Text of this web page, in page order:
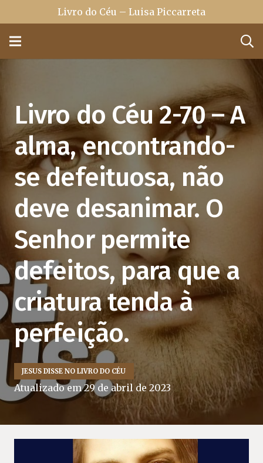
Livro do Céu – Luisa Piccarreta
Livro do Céu 2-70 – A
alma, encontrando-
se defeituosa, não
deve desanimar. O
Senhor permite
defeitos, para que a
criatura tenda à
perfeição.
JESUS DISSE NO LIVRO DO CÉU
Atualizado em29 de abril de 2023